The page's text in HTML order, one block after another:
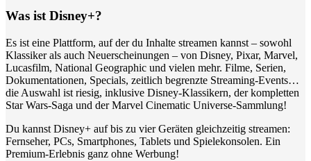
Was ist Disney+?
Es ist eine Plattform, auf der du Inhalte streamen kannst – sowohl
Klassiker als auch Neuerscheinungen – von Disney, Pixar, Marvel,
Lucasfilm, National Geographic und vielen mehr. Filme, Serien,
Dokumentationen, Specials, zeitlich begrenzte Streaming-Events…
die Auswahl ist riesig, inklusive Disney-Klassikern, der kompletten
Star Wars-Saga und der Marvel Cinematic Universe-Sammlung!
Du kannst Disney+ auf bis zu vier Geräten gleichzeitig streamen:
Fernseher, PCs, Smartphones, Tablets und Spielekonsolen. Ein
Premium-Erlebnis ganz ohne Werbung!